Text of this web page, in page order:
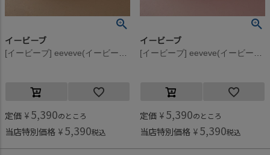
イービーブ
[イービーブ] eeveve(イービーブ) 【ギフトボックス入り】 プレート・ボウル3点セット Marble / Autumn Gold
定価 ¥ 5,390のところ
当店特別価格 ¥ 5,390税込
イービーブ
[イービーブ] eeveve(イービーブ) 【ギフトボックス入り】 プレート・ボウル3点セット Marble / Powder Blush
定価 ¥ 5,390のところ
当店特別価格 ¥ 5,390税込